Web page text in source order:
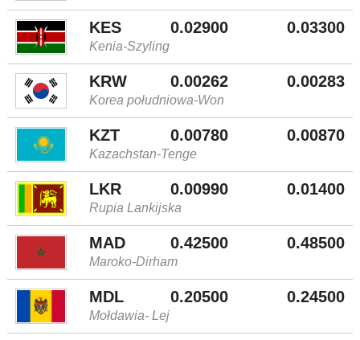
KES 0.02900 0.03300
Kenia-Szyling
KRW 0.00262 0.00283
Korea południowa-Won
KZT 0.00780 0.00870
Kazachstan-Tenge
LKR 0.00990 0.01400
Rupia Lankijska
MAD 0.42500 0.48500
Maroko-Dirham
MDL 0.20500 0.24500
Mołdawia- Lej